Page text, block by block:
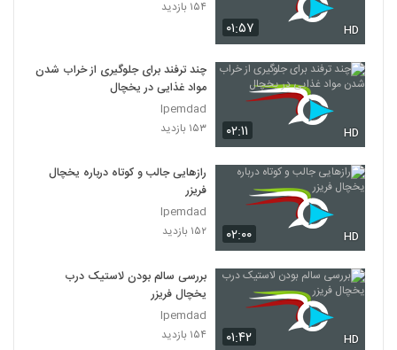
۰۱:۵۷ HD
۱۵۴ بازدید
۰۲:۱۱ HD
چند ترفند برای جلوگیری از خراب شدن
مواد غذایی در یخچال
Ipemdad
۱۵۳ بازدید
۰۲:۰۰ HD
رازهایی جالب و کوتاه درباره یخچال
فریزر
Ipemdad
۱۵۲ بازدید
۰۱:۴۲ HD
بررسی سالم بودن لاستیک درب
یخچال فریزر
Ipemdad
۱۵۴ بازدید